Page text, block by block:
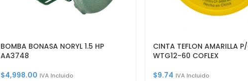
BOMBA BONASA NORYL 1.5 HP
AA3748
$4,998.00 IVA Incluido
CINTA TEFLON AMARILLA
WTG12-60 COFLEX
$9.74 IVA Incluido